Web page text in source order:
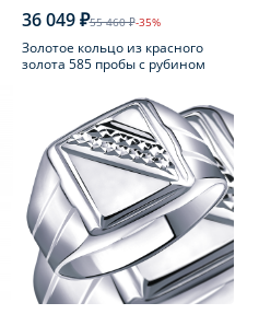
36 049 ₽55 460 ₽-35%
Золотое кольцо из красного
золота 585 пробы с рубином